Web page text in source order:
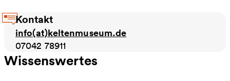
Kontakt
info(at)keltenmuseum.de
07042 78911
Wissenswertes